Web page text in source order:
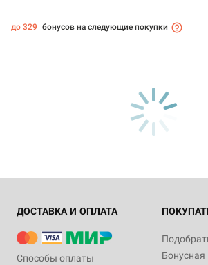
до 329 бонусов на следующие покупки
ДОСТАВКА И ОПЛАТА
Способы оплаты